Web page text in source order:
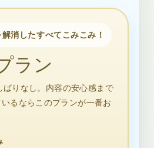
消したすべてこみこみ！
ラン
りなし。内容の安心感まで
るならこのプランが一番お